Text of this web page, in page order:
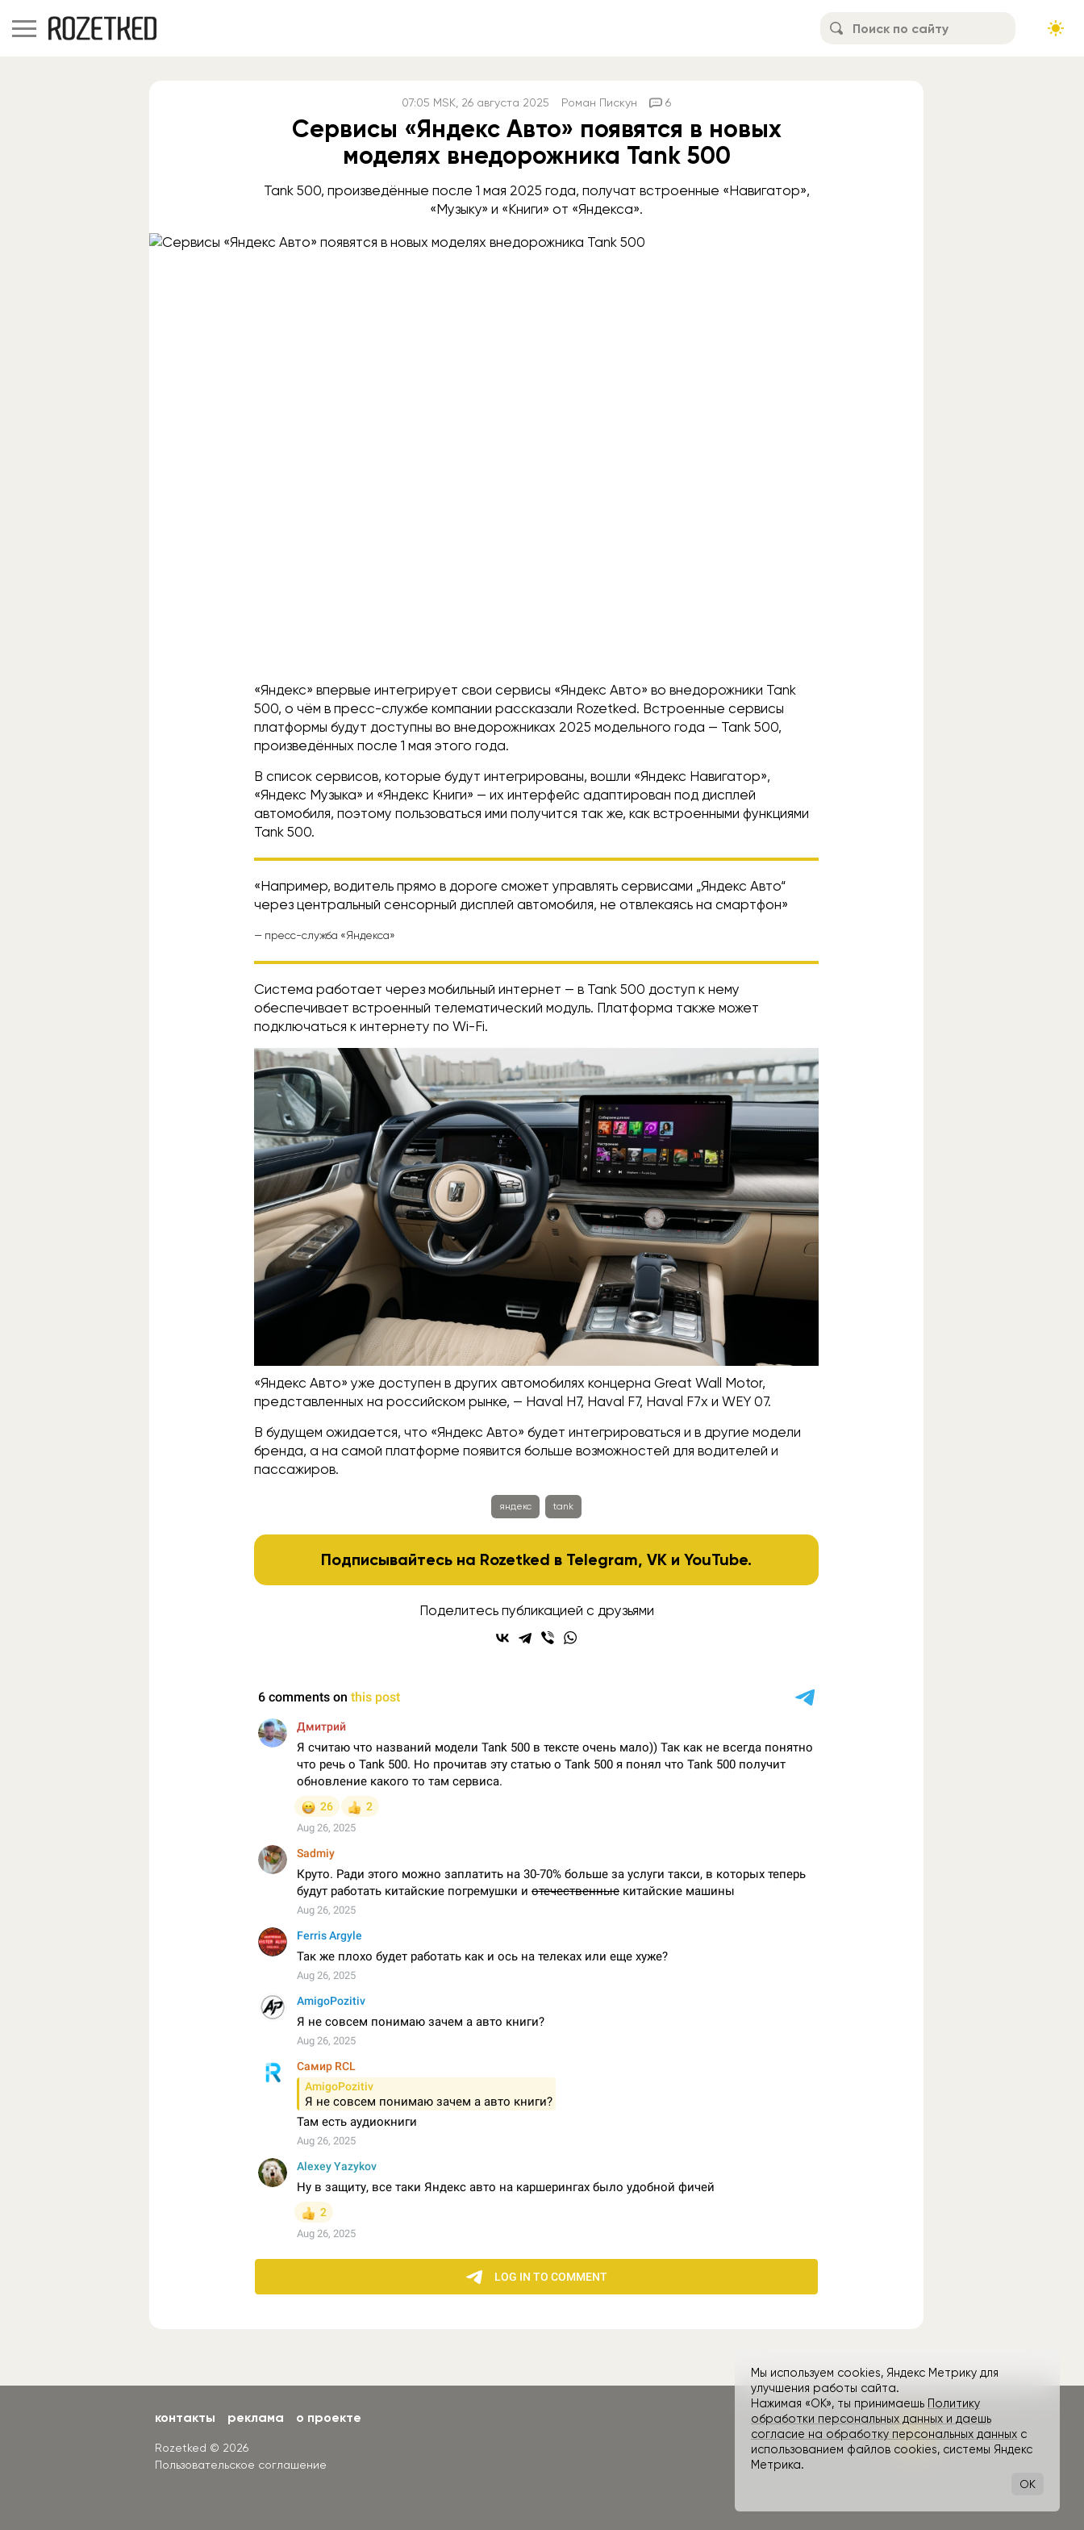
07:05 MSK , 26 августа 2025 Роман Пискун 6
Сервисы «Яндекс Авто» появятся в новых
моделях внедорожника Tank 500
Tank 500, произведённые после 1 мая 2025 года, получат встроенные «Навигатор»,
«Музыку» и «Книги» от «Яндекса».
«Яндекс» впервые интегрирует свои сервисы «Яндекс Авто» во внедорожники Tank
500, о чём в пресс-службе компании рассказали Rozetked. Встроенные сервисы
платформы будут доступны во внедорожниках 2025 модельного года — Tank 500,
произведённых после 1 мая этого года.
В список сервисов, которые будут интегрированы, вошли «Яндекс Навигатор»,
«Яндекс Музыка» и «Яндекс Книги» — их интерфейс адаптирован под дисплей
автомобиля, поэтому пользоваться ими получится так же, как встроенными функциями
Tank 500.
«Например, водитель прямо в дороге сможет управлять сервисами „Яндекс Авто“
через центральный сенсорный дисплей автомобиля, не отвлекаясь на смартфон»
— пресс-служба «Яндекса»
Система работает через мобильный интернет — в Tank 500 доступ к нему
обеспечивает встроенный телематический модуль. Платформа также может
подключаться к интернету по Wi-Fi.
«Яндекс Авто» уже доступен в других автомобилях концерна Great Wall Motor,
представленных на российском рынке, — Haval H7, Haval F7, Haval F7x и WEY 07.
В будущем ожидается, что «Яндекс Авто» будет интегрироваться и в другие модели
бренда, а на самой платформе появится больше возможностей для водителей и
пассажиров.
яндекс tank
Подписывайтесь на Rozetked в Telegram,VK иYouTube.
Поделитесь публикацией с друзьями
контакты реклама о проекте
Rozetked © 2026
Пользовательское соглашение
Мы используем cookies, Яндекс Метрику для
улучшения работы сайта.
Нажимая «ОК», ты принимаешь Политику
обработки персональных данных и даешь
согласие на обработку персональных данныхс
использованием файлов cookies, системы Яндекс
Метрика.
OK